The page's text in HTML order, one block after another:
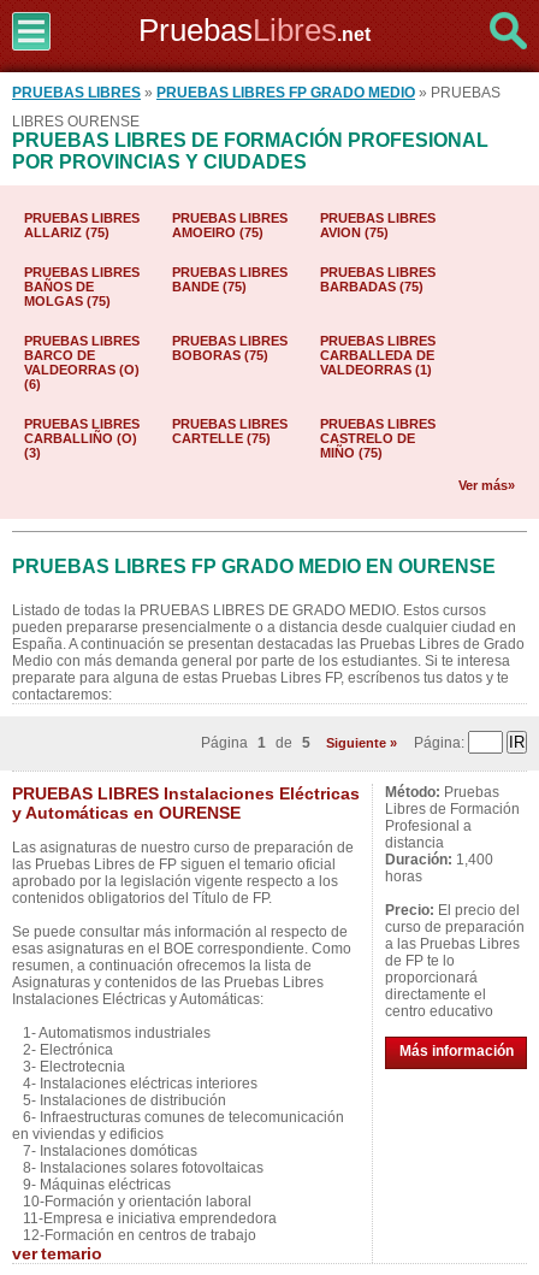
PruebasLibres.net
PRUEBAS LIBRES » PRUEBAS LIBRES FP GRADO MEDIO » PRUEBAS
LIBRES OURENSE
PRUEBAS LIBRES DE FORMACIÓN PROFESIONAL
POR PROVINCIAS Y CIUDADES
PRUEBAS LIBRES
ALLARIZ (75)
PRUEBAS LIBRES
AMOEIRO (75)
PRUEBAS LIBRES
AVION (75)
PRUEBAS LIBRES
BAÑOS DE
MOLGAS (75)
PRUEBAS LIBRES
BANDE (75)
PRUEBAS LIBRES
BARBADAS (75)
PRUEBAS LIBRES
BARCO DE
VALDEORRAS (O)
(6)
PRUEBAS LIBRES
BOBORAS (75)
PRUEBAS LIBRES
CARBALLEDA DE
VALDEORRAS (1)
PRUEBAS LIBRES
CARBALLIÑO (O)
(3)
PRUEBAS LIBRES
CARTELLE (75)
PRUEBAS LIBRES
CASTRELO DE
MIÑO (75)
Ver más»
PRUEBAS LIBRES FP GRADO MEDIO EN OURENSE
Listado de todas la PRUEBAS LIBRES DE GRADO MEDIO. Estos cursos
pueden prepararse presencialmente o a distancia desde cualquier ciudad en
España. A continuación se presentan destacadas las Pruebas Libres de Grado
Medio con más demanda general por parte de los estudiantes. Si te interesa
preparate para alguna de estas Pruebas Libres FP, escríbenos tus datos y te
contactaremos:
Página 1 de 5 Siguiente » Página:
PRUEBAS LIBRES Instalaciones Eléctricas
y Automáticas en OURENSE
Las asignaturas de nuestro curso de preparación de
las Pruebas Libres de FP siguen el temario oficial
aprobado por la legislación vigente respecto a los
contenidos obligatorios del Título de FP.
Se puede consultar más información al respecto de
esas asignaturas en el BOE correspondiente. Como
resumen, a continuación ofrecemos la lista de
Asignaturas y contenidos de las Pruebas Libres
Instalaciones Eléctricas y Automáticas:
1- Automatismos industriales
2- Electrónica
3- Electrotecnia
4- Instalaciones eléctricas interiores
5- Instalaciones de distribución
6- Infraestructuras comunes de telecomunicación
en viviendas y edificios
7- Instalaciones domóticas
8- Instalaciones solares fotovoltaicas
9- Máquinas eléctricas
10-Formación y orientación laboral
11-Empresa e iniciativa emprendedora
12-Formación en centros de trabajo
vertemario
Método: Pruebas
Libres de Formación
Profesional a
distancia
Duración: 1,400
horas
Precio: El precio del
curso de preparación
a las Pruebas Libres
de FP te lo
proporcionará
directamente el
centro educativo
Más información